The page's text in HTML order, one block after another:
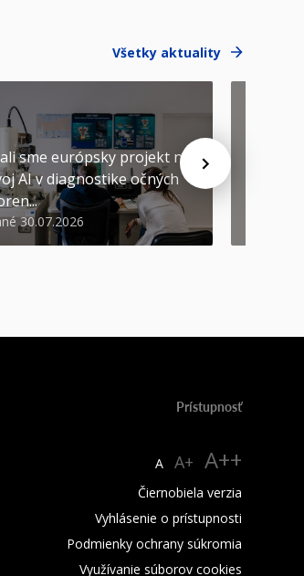
Všetky aktuality
sme európsky projekt na
AI v diagnostike očných
30.07.2026
Prístupnosť
A A+ A++
Čiernobiela verzia
Vyhlásenie o prístupnosti
Podmienky ochrany súkromia
Využívanie súborov cookies